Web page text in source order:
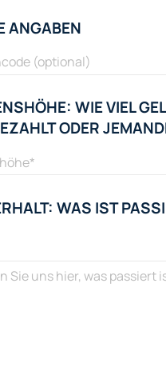
ANGABEN
WIE VIEL
ODER
WAS IST